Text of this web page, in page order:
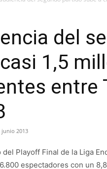
del
1,5
entre
junio 2013
Playoff Final de la Liga
espectadores con un